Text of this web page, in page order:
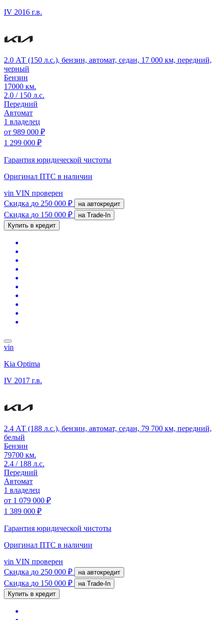
IV 2016 г.в.
2.0 АТ (150 л.с.), бензин, автомат, седан, 17 000 км, передний,
черный
Бензин
17000 км.
2.0 / 150 л.с.
Передний
Автомат
1 владелец
от 989 000 ₽
1 299 000 ₽
Гарантия юридической чистоты
Оригинал ПТС в наличии
vin VIN проверен
Скидка до 250 000 ₽ на автокредит
Скидка до 150 000 ₽
на Trade-In
Купить в кредит
vin
Kia Optima
IV 2017 г.в.
2.4 АТ (188 л.с.), бензин, автомат, седан, 79 700 км, передний,
белый
Бензин
79700 км.
2.4 / 188 л.с.
Передний
Автомат
1 владелец
от 1 079 000 ₽
1 389 000 ₽
Гарантия юридической чистоты
Оригинал ПТС в наличии
vin VIN проверен
Скидка до 250 000 ₽ на автокредит
Скидка до 150 000 ₽
на Trade-In
Купить в кредит